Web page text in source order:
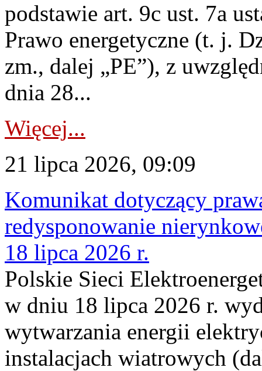
podstawie art. 9c ust. 7a
Prawo energetyczne (t. j.
zm., dalej „PE”), z
dnia 28...
Więcej...
21 lipca 2026, 09:09
Komunikat dotyczący
redysponowanie
18 lipca 2026 r.
Polskie Sieci
w dniu 18 lipca 2026 r.
wytwarzania energii
instalacjach wiatrowych